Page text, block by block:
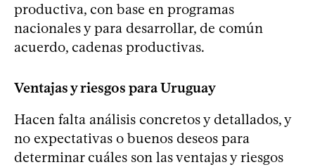
productiva, con base en programas
nacionales y para desarrollar, de común
acuerdo, cadenas productivas.
Ventajas y riesgos para Uruguay
Hacen falta análisis concretos y detallados, y
no expectativas o buenos deseos para
determinar cuáles son las ventajas y riesgos